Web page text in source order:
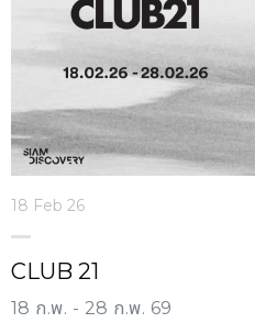
18 Feb 26
CLUB 21
18 ก.พ. - 28 ก.พ. 69